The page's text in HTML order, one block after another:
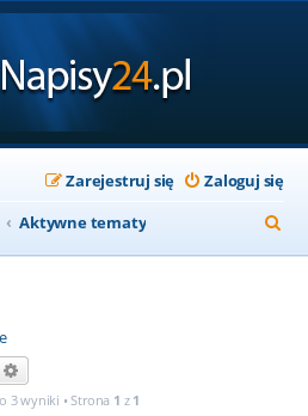
Zaloguj się
Zarejestruj się
Aktywne tematy
z
3 wyniki • Strona 1 z 1